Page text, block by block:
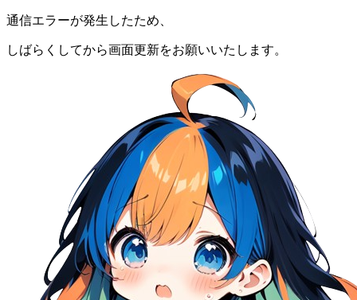
通信エラーが発生したため、
しばらくしてから画面更新をお願いいたします。